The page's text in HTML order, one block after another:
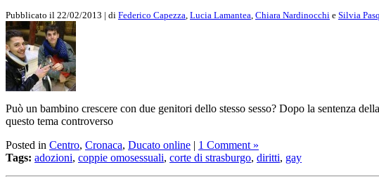
Pubblicato il 22/02/2013 | di Federico Capezza Lucia Lamantea Chiara Nardinocchi e Silvia
Può un bambino crescere con due genitori dello stesso sesso? Dopo la sentenza
questo tema controverso
Posted in Centro, Cronaca, Ducato online | 1 Comment »
Tags: adozioni, coppie omosessuali, corte di strasburgo, diritti, gay